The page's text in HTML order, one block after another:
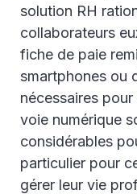
solution RH
collaborateurs
fiche de paie
smartphones ou
nécessaires
voie numérique
considérables
particulier pour
gérer leur vie